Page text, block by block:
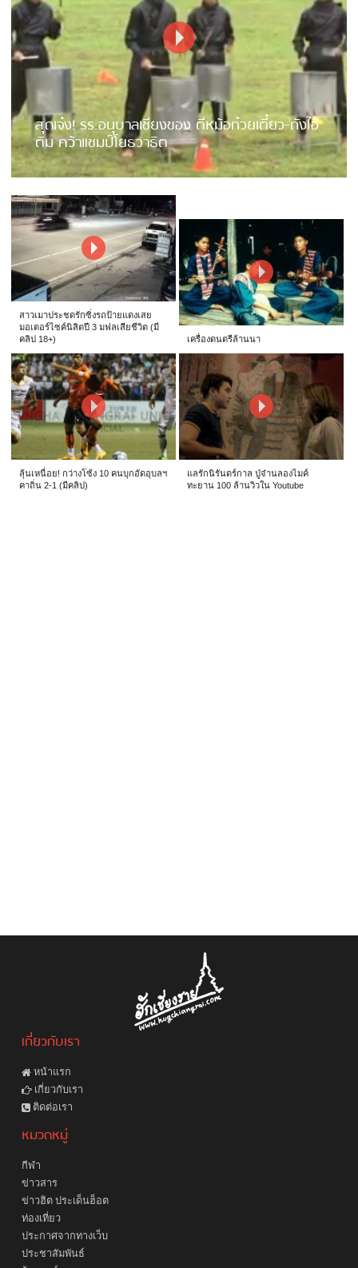
สุดเจ๋ง! รร.อนุบาลเชียงของ ตีหม้อก๋วยเตี๋ยว-ถังไอ
ติม คว้าแชมป์โยธวาธิต
สาวเมาประชดรักซิ่งรถป้ายแดงเสย
มอเตอร์ไซค์นิสิตปี 3 มฟลเสียชีวิต (มี
คลิป 18+)
เครื่องดนตรีล้านนา
ลุ้นเหนื่อย! กว่างโซ้ง 10 คนบุกอัดอุบลฯ
คาถิ่น 2-1 (มีคลิป)
แลรักนิรันดร์กาล ปู่จ๋านลองไมค์
ทะยาน 100 ล้านวิวใน Youtube
เกี่ยวกับเรา
หน้าแรก
เกี่ยวกับเรา
ติดต่อเรา
หมวดหมู่
กีฬา
ข่าวสาร
ข่าวฮิต ประเด็นฮ็อต
ท่องเที่ยว
ประกาศจากทางเว็บ
ประชาสัมพันธ์